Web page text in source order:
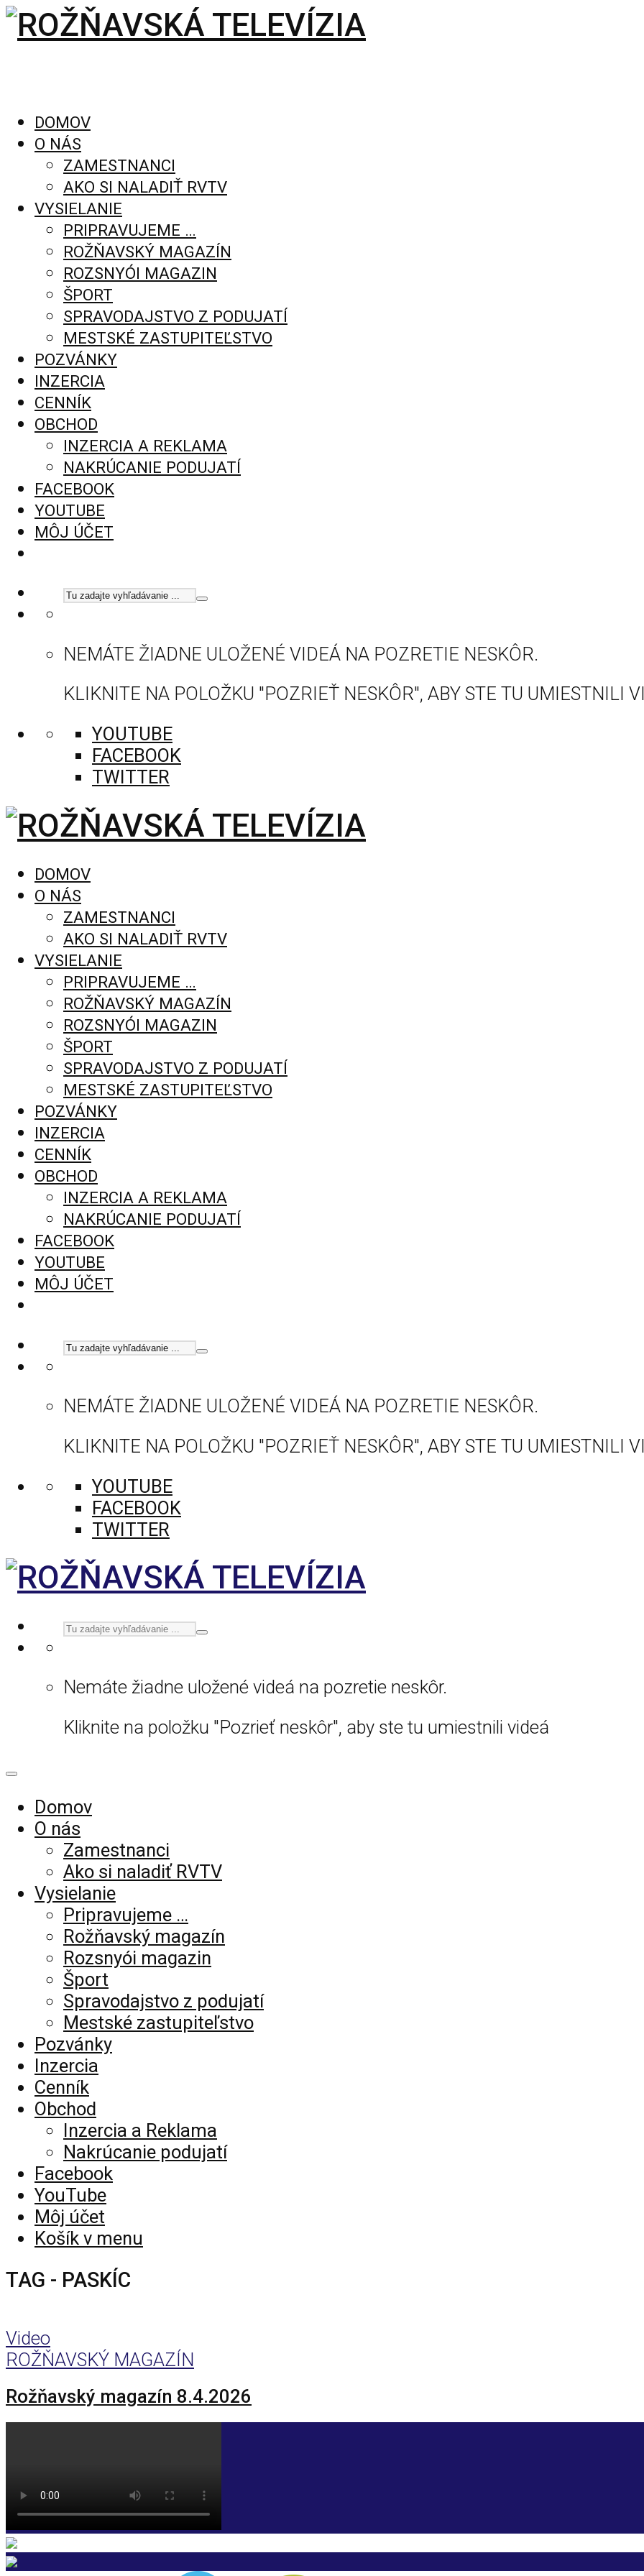
DOMOV
O NÁS
ZAMESTNANCI
AKO SI NALADIŤ RVTV
VYSIELANIE
PRIPRAVUJEME …
ROŽŇAVSKÝ MAGAZÍN
ROZSNYÓI MAGAZIN
ŠPORT
SPRAVODAJSTVO Z PODUJATÍ
MESTSKÉ ZASTUPITEĽSTVO
POZVÁNKY
INZERCIA
CENNÍK
OBCHOD
INZERCIA A REKLAMA
NAKRÚCANIE PODUJATÍ
FACEBOOK
YOUTUBE
MÔJ ÚČET
NEMÁTE ŽIADNE ULOŽENÉ VIDEÁ NA POZRETIE NESKÔR.
KLIKNITE NA POLOŽKU "POZRIEŤ NESKÔR", ABY STE TU UMIESTNILI
YOUTUBE
FACEBOOK
TWITTER
DOMOV
O NÁS
ZAMESTNANCI
AKO SI NALADIŤ RVTV
VYSIELANIE
PRIPRAVUJEME …
ROŽŇAVSKÝ MAGAZÍN
ROZSNYÓI MAGAZIN
ŠPORT
SPRAVODAJSTVO Z PODUJATÍ
MESTSKÉ ZASTUPITEĽSTVO
POZVÁNKY
INZERCIA
CENNÍK
OBCHOD
INZERCIA A REKLAMA
NAKRÚCANIE PODUJATÍ
FACEBOOK
YOUTUBE
MÔJ ÚČET
NEMÁTE ŽIADNE ULOŽENÉ VIDEÁ NA POZRETIE NESKÔR.
KLIKNITE NA POLOŽKU "POZRIEŤ NESKÔR", ABY STE TU UMIESTNILI
YOUTUBE
FACEBOOK
TWITTER
Nemáte žiadne uložené videá na pozretie neskôr.
Kliknite na položku "Pozrieť neskôr", aby ste tu umiestnili videá
Domov
O nás
Zamestnanci
Ako si naladiť RVTV
Vysielanie
Pripravujeme …
Rožňavský magazín
Rozsnyói magazin
Šport
Spravodajstvo z podujatí
Mestské zastupiteľstvo
Pozvánky
Inzercia
Cenník
Obchod
Inzercia a Reklama
Nakrúcanie podujatí
Facebook
YouTube
Môj účet
Košík v menu
TAG - PASKÍC
Video
ROŽŇAVSKÝ MAGAZÍN
Rožňavský magazín 8.4.2026